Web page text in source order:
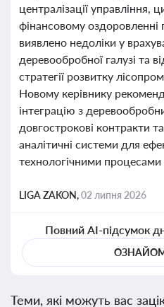
централізації управління,
фінансовому
виявлено недоліки у
деревообробної галузі та
стратегії розвитку
Новому керівнику
інтеграцію з
довгострокові контракти
аналітичні системи для
технологічними
LIGA ZAKON,02 липня 2026
Повний AI-підсумок
Теми, які можуть вас